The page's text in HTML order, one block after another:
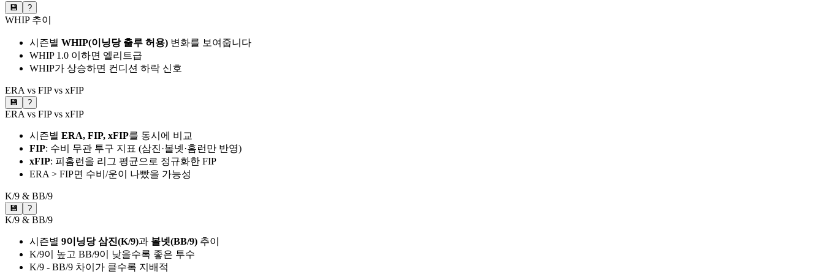
💾 ?
WHIP 추이
시즌별 WHIP(이닝당 출루 허용) 변화를 보여줍니다
WHIP 1.0 이하면 엘리트급
WHIP가 상승하면 컨디션 하락 신호
ERA vs FIP vs xFIP
💾 ?
ERA vs FIP vs xFIP
시즌별 ERA, FIP, xFIP를 동시에 비교
FIP: 수비 무관 투구 지표 (삼진·볼넷·홈런만 반영)
xFIP: 피홈런을 리그 평균으로 정규화한 FIP
ERA > FIP면 수비/운이 나빴을 가능성
K/9 & BB/9
💾 ?
K/9 & BB/9
시즌별 9이닝당 삼진(K/9)과 볼넷(BB/9) 추이
K/9이 높고 BB/9이 낮을수록 좋은 투수
K/9 - BB/9 차이가 클수록 지배적